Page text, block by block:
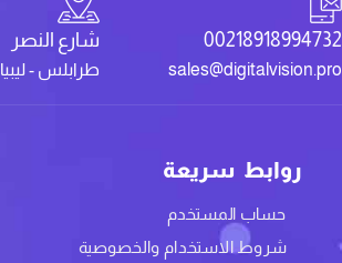
00218918994732
sales@digitalvision.pro
شارع النصر
طرابلس - ليبيا
روابط سريعة
حساب المستخدم
شروط الاستخدام والخصوصية